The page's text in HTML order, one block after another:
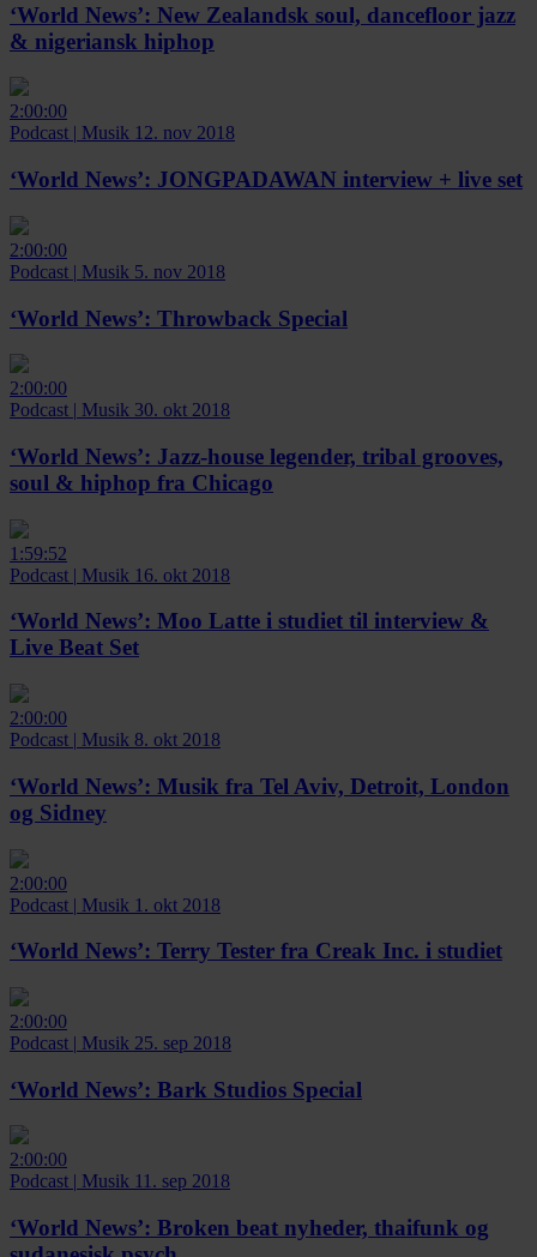
‘World News’: New Zealandsk soul, dancefloor jazz
& nigeriansk hiphop
2:00:00
Podcast | Musik 12. nov 2018
‘World News’: JONGPADAWAN interview + live set
2:00:00
Podcast | Musik 5. nov 2018
‘World News’: Throwback Special
2:00:00
Podcast | Musik 30. okt 2018
‘World News’: Jazz-house legender, tribal grooves,
soul & hiphop fra Chicago
1:59:52
Podcast | Musik 16. okt 2018
‘World News’: Moo Latte i studiet til interview &
Live Beat Set
2:00:00
Podcast | Musik 8. okt 2018
‘World News’: Musik fra Tel Aviv, Detroit, London
og Sidney
2:00:00
Podcast | Musik 1. okt 2018
‘World News’: Terry Tester fra Creak Inc. i studiet
2:00:00
Podcast | Musik 25. sep 2018
‘World News’: Bark Studios Special
2:00:00
Podcast
Musik 11. sep 2018
‘World News’: Broken beat nyheder, thaifunk og